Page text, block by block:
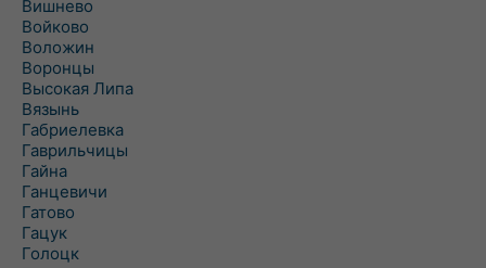
Вишнево
Войково
Воложин
Воронцы
Высокая Липа
Вязынь
Габриелевка
Гаврильчицы
Гайна
Ганцевичи
Гатово
Гацук
Голоцк